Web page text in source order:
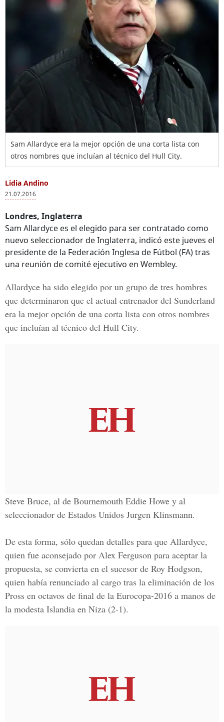
Sam Allardyce era la mejor opción de una corta lista con
otros nombres que incluían al técnico del Hull City.
Lidia Andino
21.07.2016
Londres, Inglaterra
Sam Allardyce es el elegido para ser contratado como
nuevo seleccionador de Inglaterra, indicó este jueves el
presidente de la Federación Inglesa de Fútbol (FA) tras
una reunión de comité ejecutivo en Wembley.
Allardyce ha sido elegido por un grupo de tres hombres
que determinaron que el actual entrenador del Sunderland
era la mejor opción de una corta lista con otros nombres
que incluían al técnico del Hull City.
Steve Bruce, al de Bournemouth Eddie Howe y al
seleccionador de Estados Unidos Jurgen Klinsmann.
De esta forma, sólo quedan detalles para que Allardyce,
quien fue aconsejado por Alex Ferguson para aceptar la
propuesta, se convierta en el sucesor de Roy Hodgson,
quien había renunciado al cargo tras la eliminación de los
Pross en octavos de final de la Eurocopa-2016 a manos de
la modesta Islandia en Niza (2-1).